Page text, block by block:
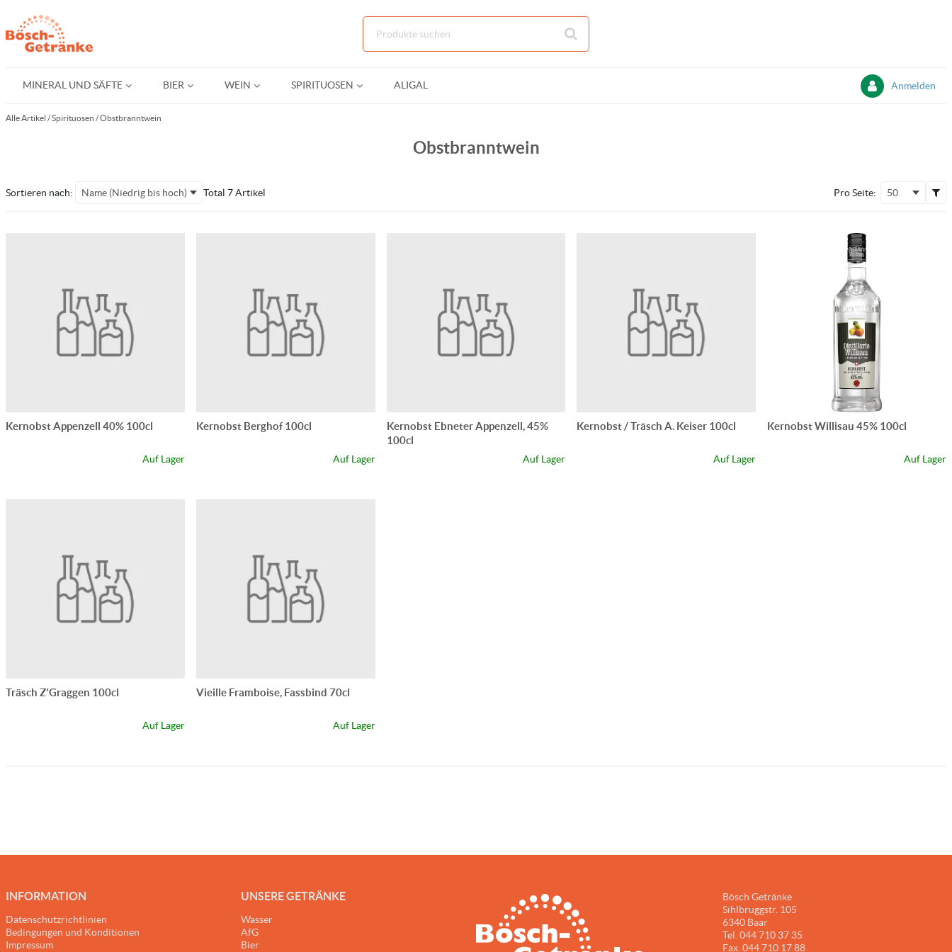
MINERAL UND SÄFTE BIER WEIN SPIRITUOSEN ALIGAL Anmelden
Alle Artikel /Spirituosen /Obstbranntwein
Obstbranntwein
Sortieren nach: Name (Niedrig bis hoch) Total 7 Artikel Pro Seite: 50
Kernobst Appenzell 40% 100cl
Auf Lager
Kernobst Berghof 100cl
Auf Lager
Kernobst Ebneter Appenzell, 45%
100cl
Auf Lager
Kernobst / Träsch A. Keiser 100cl
Auf Lager
Kernobst Willisau 45% 100cl
Auf Lager
Träsch Z'Graggen 100cl
Auf Lager
Vieille Framboise, Fassbind 70cl
Auf Lager
INFORMATION
Datenschutzrichtlinien
Bedingungen und Konditionen
Impressum
UNSERE GETRÄNKE
Wasser
AfG
Bier
Bösch Getränke
Sihlbruggstr. 105
6340 Baar
Tel. 044 710 37 35
Fax. 044 710 17 88